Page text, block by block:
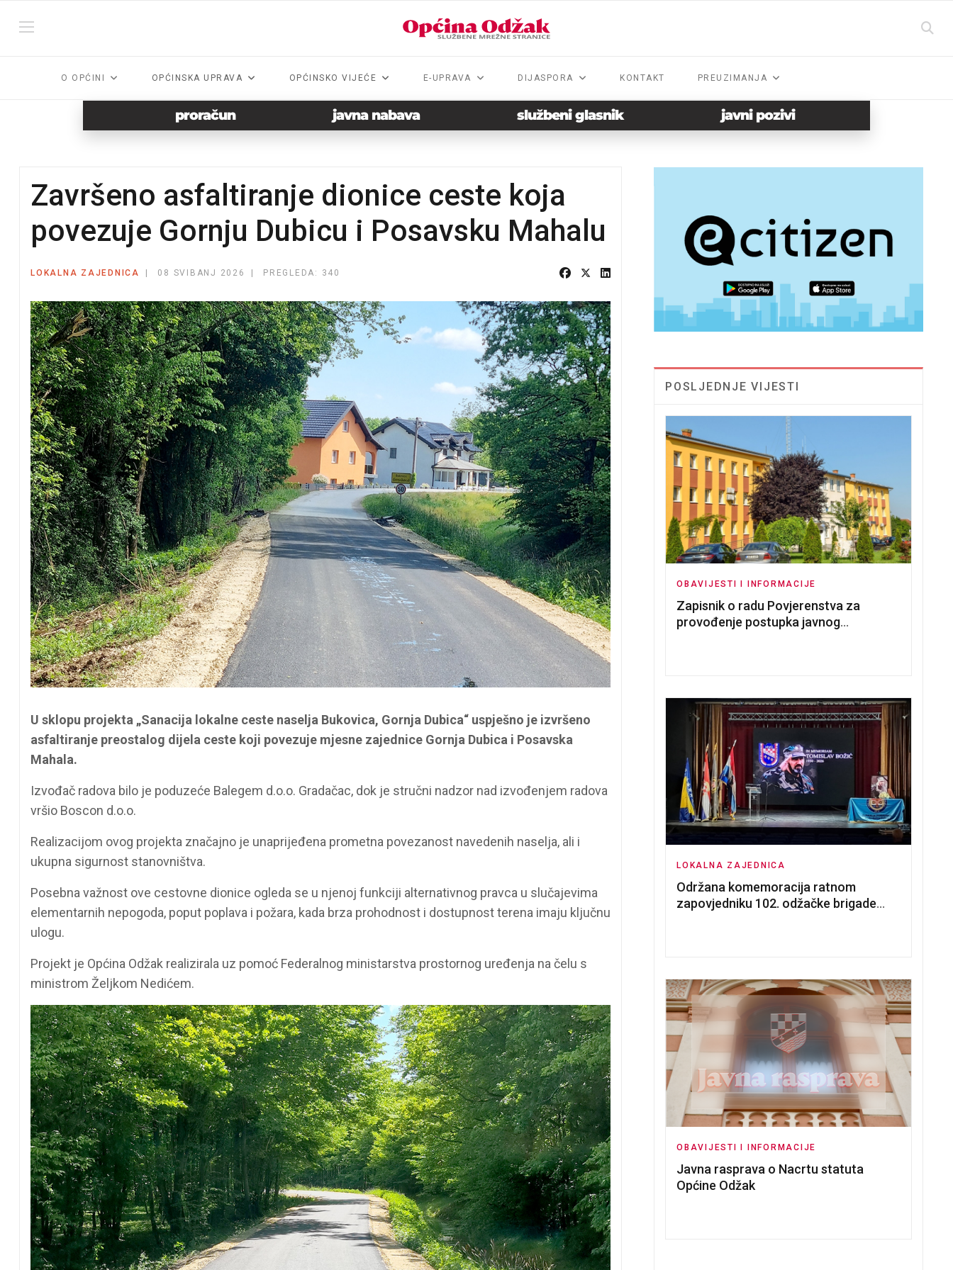
O OPĆINI OPĆINSKA UPRAVA OPĆINSKO VIJEĆE E-UPRAVA DIJASPORA KONTAKT PREUZIMANJA
proračun javna nabava službeni glasnik javni pozivi
Završeno asfaltiranje dionice ceste koja
povezuje Gornju Dubicu i Posavsku Mahalu
LOKALNA ZAJEDNICA 08 SVIBANJ 2026 PREGLEDA: 340
U sklopu projekta „Sanacija lokalne ceste naselja Bukovica, Gornja Dubica“ uspješno je izvršeno
asfaltiranje preostalog dijela ceste koji povezuje mjesne zajednice Gornja Dubica i Posavska
Mahala.
Izvođač radova bilo je poduzeće Balegem d.o.o. Gradačac, dok je stručni nadzor nad izvođenjem radova
vršio Boscon d.o.o.
Realizacijom ovog projekta značajno je unaprijeđena prometna povezanost navedenih naselja, ali i
ukupna sigurnost stanovništva.
Posebna važnost ove cestovne dionice ogleda se u njenoj funkciji alternativnog pravca u slučajevima
elementarnih nepogoda, poput poplava i požara, kada brza prohodnost i dostupnost terena imaju ključnu
ulogu.
Projekt je Općina Odžak realizirala uz pomoć Federalnog ministarstva prostornog uređenja na čelu s
ministrom Željkom Nedićem.
POSLJEDNJE VIJESTI
OBAVIJESTI I INFORMACIJE
Zapisnik o radu Povjerenstva za
provođenje postupka javnog
LOKALNA ZAJEDNICA
Održana komemoracija ratnom
zapovjedniku 102. odžačke brigade
OBAVIJESTI I INFORMACIJE
Javna rasprava o Nacrtu statuta
Općine Odžak